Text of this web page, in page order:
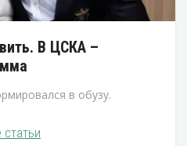
В ЦСКА –
в обузу.
статьи